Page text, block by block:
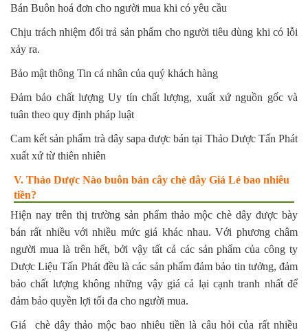
Bán Buôn hoá đơn cho người mua khi có yêu cầu
Chịu trách nhiệm đổi trả sản phẩm cho người tiêu dùng khi có lỗi
xảy ra.
Bảo mật thông Tin cá nhân của quý khách hàng
Đảm bảo chất lượng Uy tín chất lượng, xuất xứ nguồn gốc và
tuân theo quy định pháp luật
Cam kết sản phẩm trà dây sapa được bán tại Thảo Dược Tấn Phát
xuất xứ từ thiên nhiên
V. Thảo Dược Nào buôn bán cây chè dây Giá Lẻ bao nhiêu
tiền?
Hiện nay trên thị trường sản phẩm thảo mộc chè dây được bày
bán rất nhiều với nhiều mức giá khác nhau. Với phương châm
người mua là trên hết, bởi vậy tất cả các sản phẩm của công ty
Dược Liệu Tấn Phát đều là các sản phẩm đảm bảo tin tưởng, đảm
bảo chất lượng không những vậy giá cả lại cạnh tranh nhất để
đảm bảo quyền lợi tối đa cho người mua.
Giá chè dây thảo mộc bao nhiêu tiền là câu hỏi của rất nhiều